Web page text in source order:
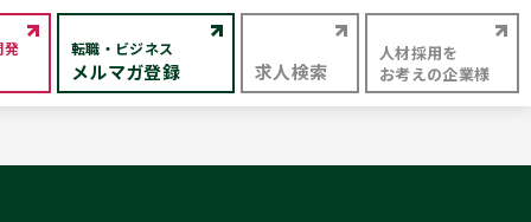
発 転職・ビジネス
メルマガ登録 求人検索
人材採用を
お考えの企業様